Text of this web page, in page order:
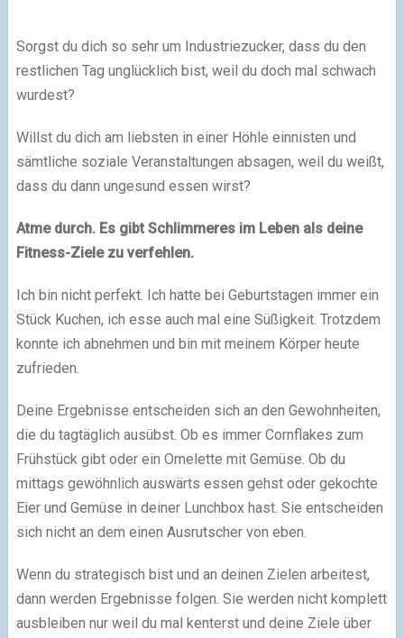
Sorgst du dich so sehr um Industriezucker, dass du den
restlichen Tag unglücklich bist, weil du doch mal schwach
wurdest?
Willst du dich am liebsten in einer Höhle einnisten und
sämtliche soziale Veranstaltungen absagen, weil du weißt,
dass du dann ungesund essen wirst?
Atme durch. Es gibt Schlimmeres im Leben als deine
Fitness-Ziele zu verfehlen.
Ich bin nicht perfekt. Ich hatte bei Geburtstagen immer ein
Stück Kuchen, ich esse auch mal eine Süßigkeit. Trotzdem
konnte ich abnehmen und bin mit meinem Körper heute
zufrieden.
Deine Ergebnisse entscheiden sich an den Gewohnheiten,
die du tagtäglich ausübst. Ob es immer Cornflakes zum
Frühstück gibt oder ein Omelette mit Gemüse. Ob du
mittags gewöhnlich auswärts essen gehst oder gekochte
Eier und Gemüse in deiner Lunchbox hast. Sie entscheiden
sich nicht an dem einen Ausrutscher von eben.
Wenn du strategisch bist und an deinen Zielen arbeitest,
dann werden Ergebnisse folgen. Sie werden nicht komplett
ausbleiben nur weil du mal kenterst und deine Ziele über